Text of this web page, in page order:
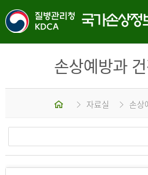
손상예방과
홈 자료실 손상